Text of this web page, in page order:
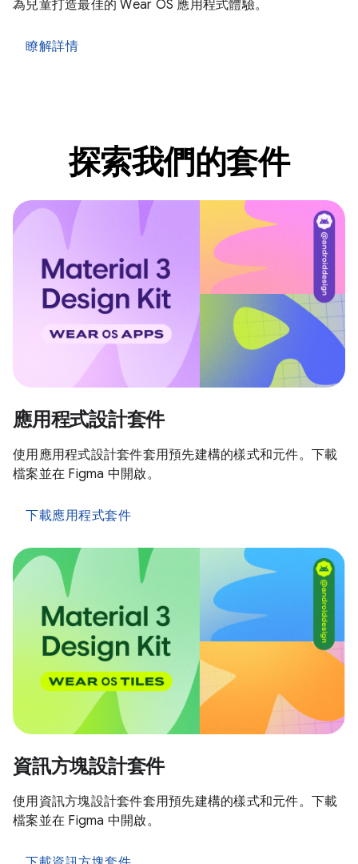
為兒童打造最佳的 Wear OS 應用程式體驗。
瞭解詳情
探索我們的套件
應用程式設計套件
使用應用程式設計套件套用預先建構的樣式和元件。下載
檔案並在 Figma 中開啟。
下載應用程式套件
資訊方塊設計套件
使用資訊方塊設計套件套用預先建構的樣式和元件。下載
檔案並在 Figma 中開啟。